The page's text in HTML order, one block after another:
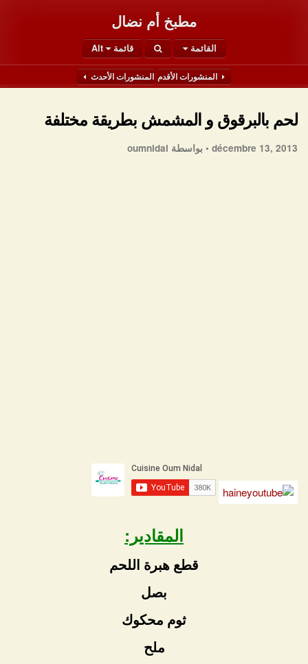
مطبخ أم نضال
القائمة قائمة Alt
المنشورات الأقدم المنشورات الأحدث
لحم بالبرقوق و المشمش بطريقة مختلفة
décembre 13, 2013 • بواسطة oumnidal
المقادير:
قطع هبرة اللحم
بصل
ثوم محكوك
ملح